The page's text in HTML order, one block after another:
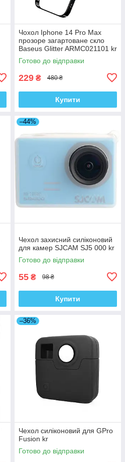
Чохол Iphone 14 Pro Max
прозоре загартоване скло
Baseus Glitter ARMC021101 kr
Готово до відправки
229 ₴ 480 ₴
Купити
–44%
Чехол захисний силіконовий
для камер SJCAM SJ5 000 kr
Готово до відправки
55 ₴ 98 ₴
Купити
–36%
Чехол силіконовий для GPro
Fusion kr
Готово до відправки